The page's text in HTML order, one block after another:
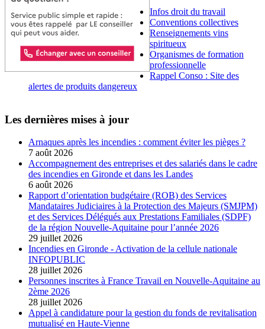
Infos droit du travail
Conventions collectives
Renseignements vins
spiritueux
Organismes de formation
professionnelle
Rappel Conso : Site des
alertes de produits dangereux
Les dernières mises à jour
Arnaques après les incendies : comment éviter les pièges ?
7 août 2026
Accompagnement des entreprises et des salariés dans le cadre
des incendies en Gironde et dans les Landes
6 août 2026
Rapport d’orientation budgétaire (ROB) des Services
Mandataires Judiciaires à la Protection des Majeurs (SMJPM)
et des Services Délégués aux Prestations Familiales (SDPF)
de la région Nouvelle-Aquitaine pour l’année 2026
29 juillet 2026
Incendies en Gironde - Activation de la cellule nationale
INFOPUBLIC
28 juillet 2026
Personnes inscrites à France Travail en Nouvelle-Aquitaine au
2ème 2026
28 juillet 2026
Appel à candidature pour la gestion du fonds de revitalisation
mutualisé en Haute-Vienne